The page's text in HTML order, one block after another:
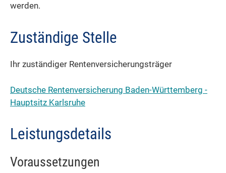
werden.
Zuständige Stelle
Ihr zuständiger Rentenversicherungsträger
Deutsche Rentenversicherung Baden-Württemberg -
Hauptsitz Karlsruhe
Leistungsdetails
Voraussetzungen